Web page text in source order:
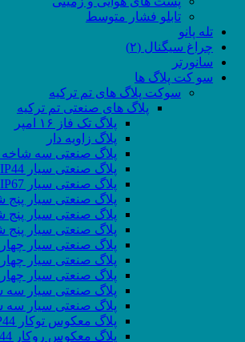
تابلو فشار متوسط
تله پانو
چراغ سیگنال (۲)
سانورتر
سو کت پلاگ ها
سوکت پلاگ های تم ترکیه
پلاگ های صنعتی تم ترکیه
پلاگ تک فاز ۱۶ امپر
پلاگ زاویه دار
پلاگ صنعتی سه شاخه ۱۶ آمپر
پلاگ صنعتی سیار IP44
پلاگ صنعتی سیار IP67
پلاگ صنعتی سیار پنج شاخه
پلاگ صنعتی سیار پنج شاخه
پلاگ صنعتی سیار پنج شاخه
پلاگ صنعتی سیار چهار
پلاگ صنعتی سیار چهار
پلاگ صنعتی سیار چهار
پلاگ صنعتی سیار سه شاخه
پلاگ صنعتی سیار سه شاخه
پلاگ معکوس توکار IP44
پلاگ معکوس روکار IP44